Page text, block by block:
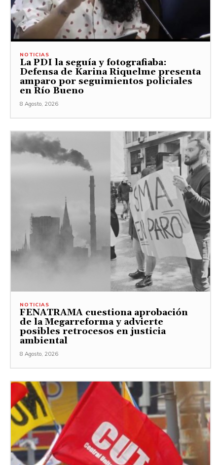
NOTICIAS
La PDI la seguía y fotografiaba:
Defensa de Karina Riquelme presenta
amparo por seguimientos policiales
en Río Bueno
8 Agosto, 2026
NOTICIAS
FENATRAMA cuestiona aprobación
de la Megarreforma y advierte
posibles retrocesos en justicia
ambiental
8 Agosto, 2026